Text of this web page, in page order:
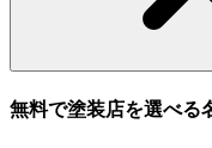
無料で塗装店を選べる